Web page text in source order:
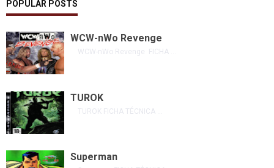
POPULAR POSTS
WCW-nWo Revenge
WCW-nWo Revenge FICHA ...
TUROK
TUROK FICHA TÉCNICA ...
Superman